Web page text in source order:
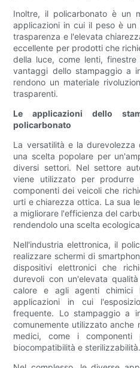
Inoltre, il policarbonato è un
applicazioni in cui il peso è
trasparenza e l'elevata
eccellente per prodotti che
della luce, come lenti,
vantaggi dello stampaggio a
rendono un materiale
trasparenti.
Le applicazioni dello
policarbonato
La versatilità e la durevolezza
una scelta popolare per
diversi settori. Nel settore
viene utilizzato per
componenti dei veicoli che
urti e chiarezza ottica. La sua
a migliorare l'efficienza del
rendendolo una scelta
Nell'industria elettronica, il
realizzare schermi di
dispositivi elettronici che
durevoli con un'elevata
calore e agli agenti chimici
applicazioni in cui
frequente. Lo stampaggio a
comunemente utilizzato anche
medici, come i
biocompatibilità e sterilizzabilità.